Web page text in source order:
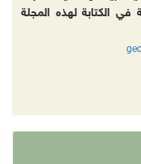
الكتابة لهذه المجلة